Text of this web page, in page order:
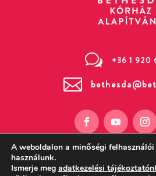
w +36 1 920

A weboldalon a minőségi
használunk.
Ismerje meg adatkezelési